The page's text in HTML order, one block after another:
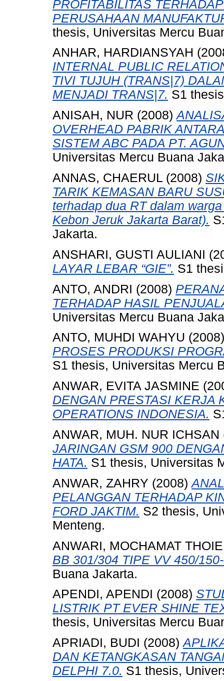
PROFITABILITAS
PERUSAHAAN
thesis, Universitas Mercu
ANHAR, HARDIANSYAH
INTERNAL PUBLIC
TIVI TUJUH (TRANS|7)
MENJADI TRANS|7. S1
ANISAH, NUR (2008)
OVERHEAD PABRIK
SISTEM ABC PADA PT.
Universitas Mercu Buana
ANNAS, CHAERUL (2008)
TARIK KEMASAN BARU
terhadap dua RT dalam
Kebon Jeruk Jakarta Barat).
Jakarta.
ANSHARI, GUSTI AULIANI
LAYAR LEBAR “GIE”. S1
ANTO, ANDRI (2008)
TERHADAP HASIL
Universitas Mercu Buana
ANTO, MUHDI WAHYU
PROSES PRODUKSI
S1 thesis, Universitas Mercu
ANWAR, EVITA JASMINE
DENGAN PRESTASI KERJA
OPERATIONS INDONESIA.
ANWAR, MUH. NUR ICHSAN
JARINGAN GSM 900
HATA. S1 thesis, Universitas
ANWAR, ZAHRY (2008)
PELANGGAN TERHADAP
FORD JAKTIM. S2 thesis,
Menteng.
ANWARI, MOCHAMAT
BB 301/304 TIPE VV 450/
Buana Jakarta.
APENDI, APENDI (2008)
LISTRIK PT EVER SHINE
thesis, Universitas Mercu
APRIADI, BUDI (2008)
DAN KETANGKASAN
DELPHI 7.0. S1 thesis,